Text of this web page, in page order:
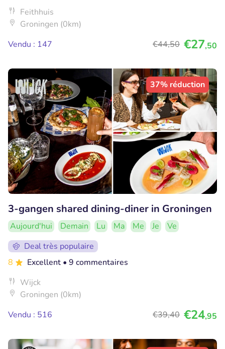
Feithhuis
Groningen (0km)
Vendu : 147
€44,50 €27,50
37% réduction
3-gangen shared dining-diner in Groningen
Aujourd'hui Demain Lu Ma Me Je
Ve
Deal très populaire
8
Excellent • 9 commentaires
Wijck
Groningen (0km)
Vendu : 516
€39,40 €24,95